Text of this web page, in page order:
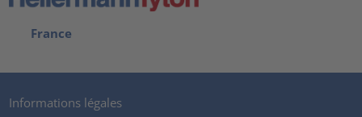
France
Informations légales